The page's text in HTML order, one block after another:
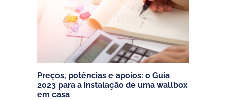
Preços, potências e apoios: o Guia
2023 para a instalação de uma wallbox
em casa